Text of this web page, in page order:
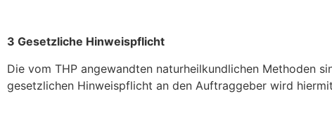
3 Gesetzliche Hinweispflicht
Die vom THP angewandten naturheilkundlichen Methoden
gesetzlichen Hinweispflicht an den Auftraggeber wird